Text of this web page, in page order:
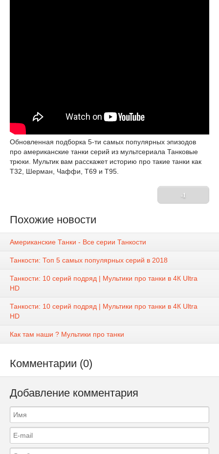
Обновленная подборка 5-ти самых популярных эпизодов
про американские танки серий из мультсериала Танковые
трюки. Мультик вам расскажет историю про такие танки как
T32, Шерман, Чаффи, T69 и T95.
-1
Похожие новости
Американские Танки - Все серии Танкости
Танкости: Топ 5 самых популярных серий в 2018
Танкости: 10 серий подряд | Мультики про танки в 4К Ultra
HD
Танкости: 10 серий подряд | Мультики про танки в 4К Ultra
HD
Как там наши ? Мультики про танки
Комментарии (0)
Добавление комментария